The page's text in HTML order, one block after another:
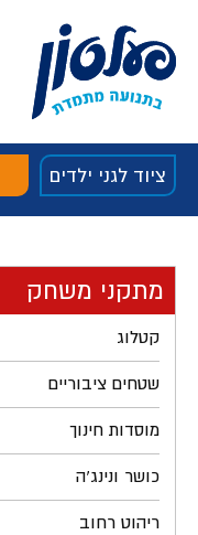
דלג לסרגל הניווט
דלג לתפריט ציוד
אודות החברה
דלג לסוף העמוד
ציוד לגני ילדים
מתקני משחק
קטלוג
שטחים ציבוריים
מוסדות חינוך
כושר ונינג'ה
ריהוט רחוב